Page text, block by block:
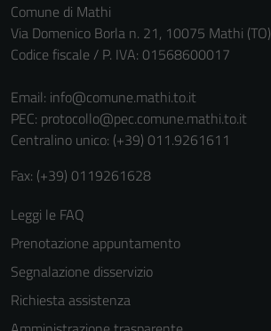
Comune di Mathi
Via Domenico Borla n. 21, 10075 Mathi (TO)
Codice fiscale / P. IVA: 01568600017
Email: info@comune.mathi.to.it
PEC: protocollo@pec.comune.mathi.to.it
Centralino unico: (+39) 011.9261611
Fax: (+39) 0119261628
Leggi le FAQ
Prenotazione appuntamento
Segnalazione disservizio
Richiesta assistenza